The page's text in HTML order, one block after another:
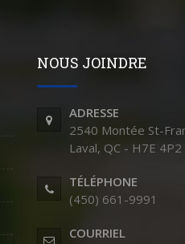
NOUS JOINDRE
ADRESSE
2540 Montée St-
Laval, QC - H7E 4P2
TÉLÉPHONE
(450) 661-9991
COURRIEL